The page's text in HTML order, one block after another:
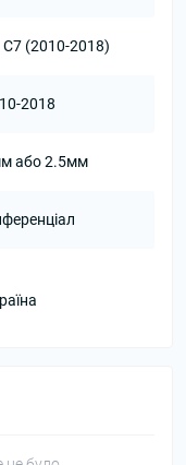
C7 (2010-2018)
2018
або 2.5мм